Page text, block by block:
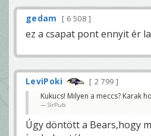
gedam 6 508
ez a csapat pont ennyit ér
LeviPoki
2 799
Kukucs! Milyen a meccs? Karak
SirPub
Úgy döntött a Bears,hogy